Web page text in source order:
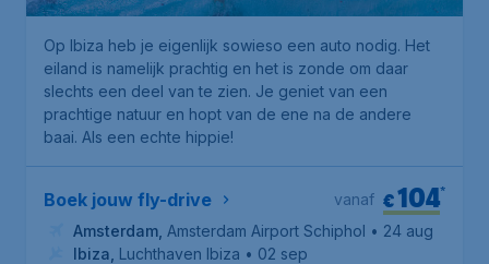
Op Ibiza heb je eigenlijk sowieso een auto nodig. Het
eiland is namelijk prachtig en het is zonde om daar
slechts een deel van te zien. Je geniet van een
prachtige natuur en hopt van de ene na de andere
baai. Als een echte hippie!
Boek jouw fly-drive €104*
vanaf
Amsterdam Amsterdam Airport Schiphol • 24 aug
Ibiza Luchthaven Ibiza • 02 sep